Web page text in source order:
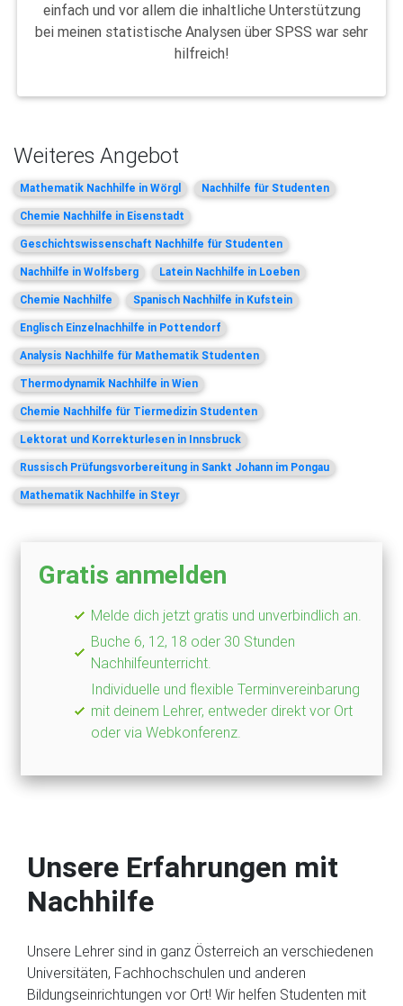
einfach und vor allem die inhaltliche Unterstützung
bei meinen statistische Analysen über SPSS war sehr
hilfreich!
Weiteres Angebot
Mathematik Nachhilfe in Wörgl Nachhilfe für Studenten
Chemie Nachhilfe in Eisenstadt
Geschichtswissenschaft Nachhilfe für Studenten
Nachhilfe in Wolfsberg Latein Nachhilfe in Loeben
Chemie Nachhilfe Spanisch Nachhilfe in Kufstein
Englisch Einzelnachhilfe in Pottendorf
Analysis Nachhilfe für Mathematik Studenten
Thermodynamik Nachhilfe in Wien
Chemie Nachhilfe für Tiermedizin Studenten
Lektorat und Korrekturlesen in Innsbruck
Russisch Prüfungsvorbereitung in Sankt Johann im Pongau
Mathematik Nachhilfe in Steyr
Gratis anmelden
Melde dich jetzt gratis und unverbindlich an.
Buche 6, 12, 18 oder 30 Stunden
Nachhilfeunterricht.
Individuelle und flexible Terminvereinbarung
mit deinem Lehrer, entweder direkt vor Ort
oder via Webkonferenz.
Unsere Erfahrungen mit
Nachhilfe
Unsere Lehrer sind in ganz Österreich an verschiedenen
Universitäten, Fachhochschulen und anderen
Bildungseinrichtungen vor Ort! Wir helfen Studenten mit